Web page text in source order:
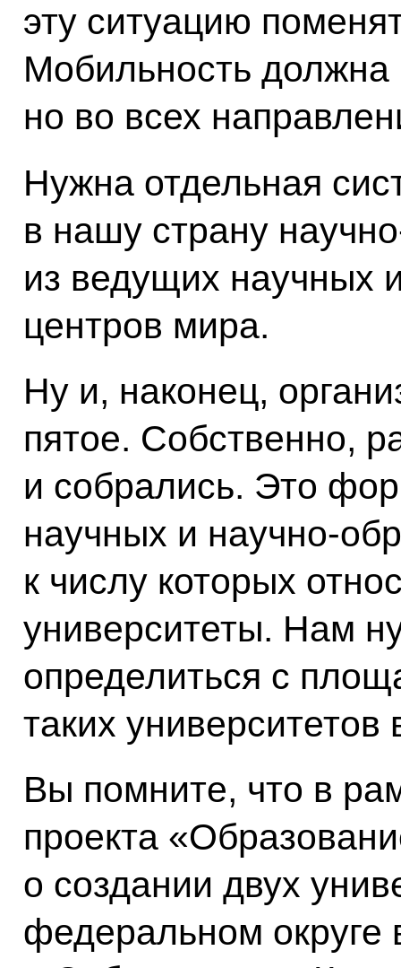
эту ситуацию
Мобильность должна
но во всех
Нужна отдельная
в нашу страну
из ведущих научных
центров мира.
Ну и, наконец,
пятое. Собственно,
и собрались. Это
научных и научно-
к числу которых
университеты. Нам
определиться с
таких университетов
Вы помните, что в
проекта
о создании двух
федеральном округе